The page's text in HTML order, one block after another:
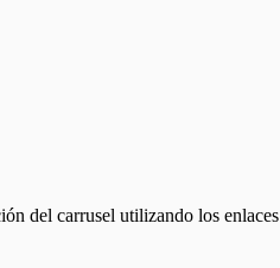
del carrusel utilizando los